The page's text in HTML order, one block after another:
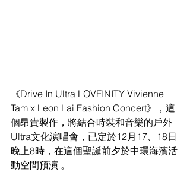
《Drive In Ultra LOVFINITY Vivienne
Tam x Leon Lai Fashion Concert》，這
個昂貴製作，將結合時裝和音樂的戶外
Ultra文化演唱會，已定於12月17、18日
晚上8時，在這個聖誕前夕於中環海濱活
動空間預演 。